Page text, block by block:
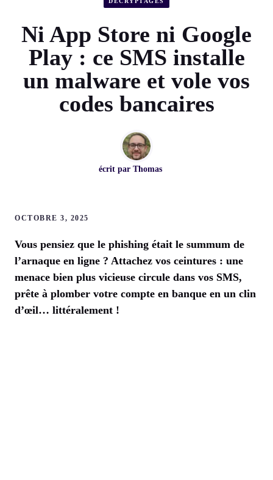
Ni App Store ni Google
Play : ce SMS installe
un malware et vole vos
codes bancaires
écrit par Thomas
OCTOBRE 3, 2025
Vous pensiez que le phishing était le summum de
l’arnaque en ligne ? Attachez vos ceintures : une
menace bien plus vicieuse circule dans vos SMS,
prête à plomber votre compte en banque en un clin
d’œil… littéralement !